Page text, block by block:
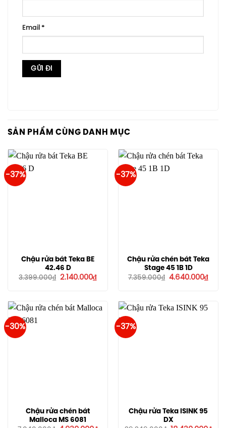
Email *
SẢN PHẨM CÙNG DANH MỤC
-37%
Chậu rửa bát Teka BE
42.46 D
3.399.000₫
Giá
2.140.000₫Giá
hiện
2.140.000₫.
-37%
Chậu rửa chén bát Teka
Stage 45 1B 1D
7.359.000₫ Giá
4.640.000₫Giá
hiện
-30%
Chậu rửa chén bát
Malloca MS 6081
-37%
Chậu rửa Teka ISINK 95
DX